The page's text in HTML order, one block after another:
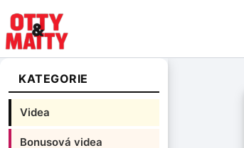
KATEGORIE
Videa
Bonusová videa